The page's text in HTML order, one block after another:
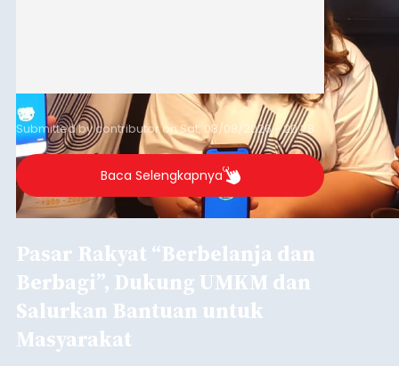
Submitted bycontributoronSat, 08/08/2026 - 20:28
Baca Selengkapnya
Pasar Rakyat “Berbelanja dan
Berbagi”, Dukung UMKM dan
Salurkan Bantuan untuk
Masyarakat